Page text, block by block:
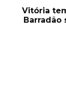
Vitória
Barradão